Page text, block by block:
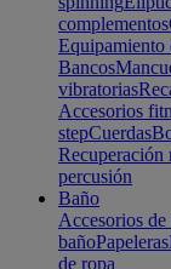
complementos
Equipamiento
Bancos
vibratorias
Accesorios
stepCuerdas
Recuperación
percusión
Baño
Accesorios de
bañoPapeleras
de ropa